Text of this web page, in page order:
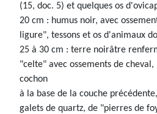
(15, doc. 5) et quelques os
20 cm : humus noir, avec
ligure", tessons et os d'animaux
25 à 30 cm : terre noirâtre
"celte" avec ossements de
cochon
à la base de la couche
galets de quartz, de "pierres de